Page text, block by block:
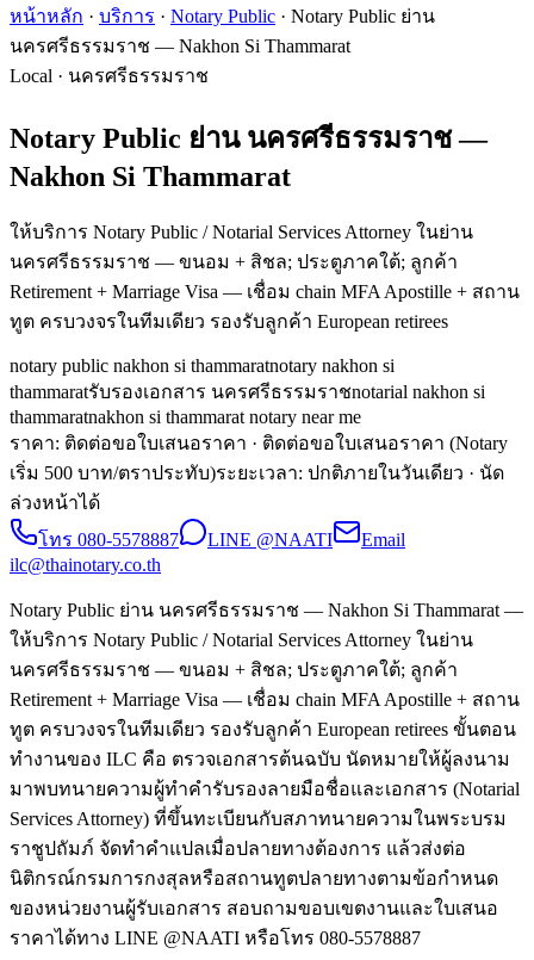
หน้าหลัก · บริการ · Notary Public · Notary Public ย่าน
นครศรีธรรมราช — Nakhon Si Thammarat
Local · นครศรีธรรมราช
Notary Public ย่าน นครศรีธรรมราช —
Nakhon Si Thammarat
ให้บริการ Notary Public / Notarial Services Attorney ในย่าน
นครศรีธรรมราช — ขนอม + สิชล; ประตูภาคใต้; ลูกค้า
Retirement + Marriage Visa — เชื่อม chain MFA Apostille + สถาน
ทูต ครบวงจรในทีมเดียว รองรับลูกค้า European retirees
notary public nakhon si thammaratnotary nakhon si
thammaratรับรองเอกสาร นครศรีธรรมราชnotarial nakhon si
thammaratnakhon si thammarat notary near me
ราคา: ติดต่อขอใบเสนอราคา · ติดต่อขอใบเสนอราคา (Notary
เริ่ม 500 บาท/ตราประทับ)ระยะเวลา: ปกติภายในวันเดียว · นัด
ล่วงหน้าได้
โทร 080-5578887 LINE @NAATI
Email
ilc@thainotary.co.th
Notary Public ย่าน นครศรีธรรมราช — Nakhon Si Thammarat —
ให้บริการ Notary Public / Notarial Services Attorney ในย่าน
นครศรีธรรมราช — ขนอม + สิชล; ประตูภาคใต้; ลูกค้า
Retirement + Marriage Visa — เชื่อม chain MFA Apostille + สถาน
ทูต ครบวงจรในทีมเดียว รองรับลูกค้า European retirees ขั้นตอน
ทำงานของ ILC คือ ตรวจเอกสารต้นฉบับ นัดหมายให้ผู้ลงนาม
มาพบทนายความผู้ทำคำรับรองลายมือชื่อและเอกสาร (Notarial
Services Attorney) ที่ขึ้นทะเบียนกับสภาทนายความในพระบรม
ราชูปถัมภ์ จัดทำคำแปลเมื่อปลายทางต้องการ แล้วส่งต่อ
นิติกรณ์กรมการกงสุลหรือสถานทูตปลายทางตามข้อกำหนด
ของหน่วยงานผู้รับเอกสาร สอบถามขอบเขตงานและใบเสนอ
ราคาได้ทาง LINE @NAATI หรือโทร 080-5578887